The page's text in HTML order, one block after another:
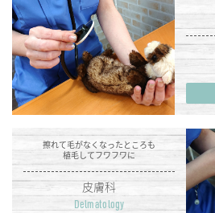
擦れて毛がなくなったところも
植毛してフワフワに
皮膚科
Delmatology